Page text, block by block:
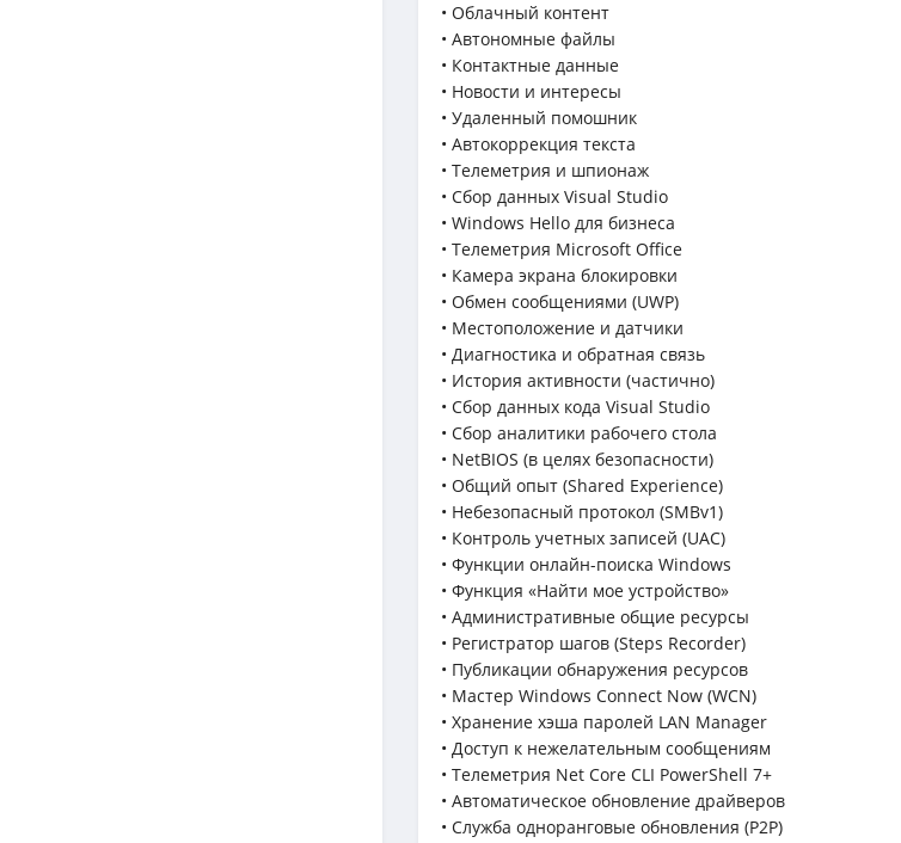
• Облачный контент
• Автономные файлы
• Контактные данные
• Новости и интересы
• Удаленный помошник
• Автокоррекция текста
• Телеметрия и шпионаж
• Сбор данных Visual Studio
• Windows Hello для бизнеса
• Телеметрия Microsoft Office
• Камера экрана блокировки
• Обмен сообщениями (UWP)
• Местоположение и датчики
• Диагностика и обратная связь
• История активности (частично)
• Сбор данных кода Visual Studio
• Сбор аналитики рабочего стола
• NetBIOS (в целях безопасности)
• Общий опыт (Shared Experience)
• Небезопасный протокол (SMBv1)
• Контроль учетных записей (UAC)
• Функции онлайн-поиска Windows
• Функция «Найти мое устройство»
• Административные общие ресурсы
• Регистратор шагов (Steps Recorder)
• Публикации обнаружения ресурсов
• Мастер Windows Connect Now (WCN)
• Хранение хэша паролей LAN Manager
• Доступ к нежелательным сообщениям
• Телеметрия Net Core CLI PowerShell 7+
• Автоматическое обновление драйверов
• Служба одноранговые обновления (P2P)